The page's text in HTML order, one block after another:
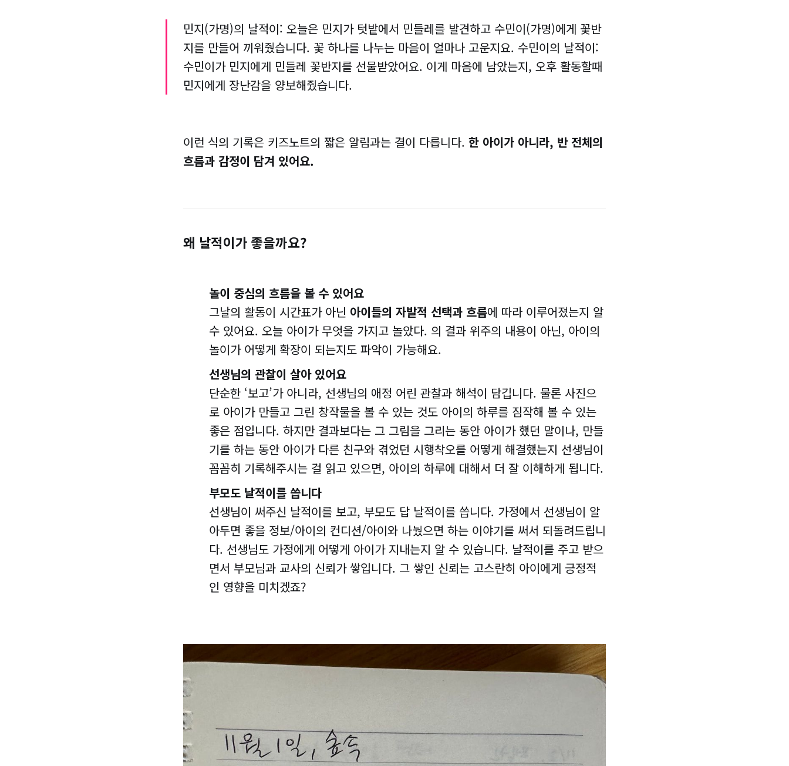
민지(가명)의 날적이: 오늘은 민지가 텃밭에서 민들레를 발견하고 수민이(가명)에게 꽃반
지를 만들어 끼워줬습니다. 꽃 하나를 나누는 마음이 얼마나 고운지요. 수민이의 날적이:
수민이가 민지에게 민들레 꽃반지를 선물받았어요. 이게 마음에 남았는지, 오후 활동할때
민지에게 장난감을 양보해줬습니다.
이런 식의 기록은 키즈노트의 짧은 알림과는 결이 다릅니다. 한 아이가 아니라, 반 전체의
흐름과 감정이 담겨 있어요.
왜 날적이가 좋을까요?
놀이 중심의 흐름을 볼 수 있어요
그날의 활동이 시간표가 아닌 아이들의 자발적 선택과 흐름에 따라 이루어졌는지 알
수 있어요. 오늘 아이가 무엇을 가지고 놀았다. 의 결과 위주의 내용이 아닌, 아이의
놀이가 어떻게 확장이 되는지도 파악이 가능해요.
선생님의 관찰이 살아 있어요
단순한 ‘보고’가 아니라, 선생님의 애정 어린 관찰과 해석이 담깁니다. 물론 사진으
로 아이가 만들고 그린 창작물을 볼 수 있는 것도 아이의 하루를 짐작해 볼 수 있는
좋은 점입니다. 하지만 결과보다는 그 그림을 그리는 동안 아이가 했던 말이나, 만들
기를 하는 동안 아이가 다른 친구와 겪었던 시행착오를 어떻게 해결했는지 선생님이
꼼꼼히 기록해주시는 걸 읽고 있으면, 아이의 하루에 대해서 더 잘 이해하게 됩니다.
부모도 날적이를 씁니다
​선생님이 써주신 날적이를 보고, 부모도 답 날적이를 씁니다. 가정에서 선생님이 알
아두면 좋을 정보/아이의 컨디션/아이와 나눴으면 하는 이야기를 써서 되돌려드립니
다. 선생님도 가정에게 어떻게 아이가 지내는지 알 수 있습니다. 날적이를 주고 받으
면서 부모님과 교사의 신뢰가 쌓입니다. 그 쌓인 신뢰는 고스란히 아이에게 긍정적
인 영향을 미치겠죠?